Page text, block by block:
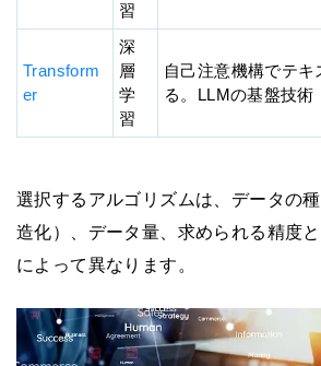
習
Transform
er
深
層
学
習
自己注意機構でテキ
る。LLMの基盤技術
選択するアルゴリズムは、データの
造化）、データ量、求められる精度
によって異なります。